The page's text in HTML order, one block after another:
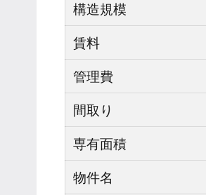
構造規模
賃料
管理費
間取り
専有面積
物件名